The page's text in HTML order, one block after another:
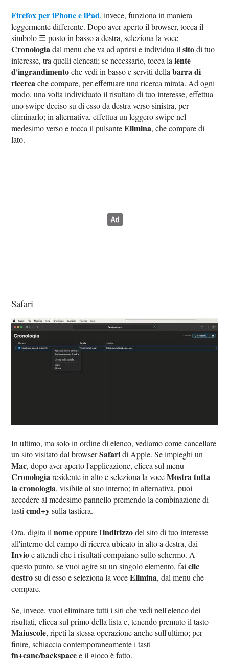
Firefox per iPhone e iPad, invece, funziona in maniera
leggermente differente. Dopo aver aperto il browser, tocca il
simbolo ☰ posto in basso a destra, seleziona la voce
Cronologiadal menu che va ad aprirsi e individua ilsitodi tuo
interesse, tra quelli elencati; se necessario, tocca lalente
d'ingrandimentoche vedi in basso e serviti dellabarra di
ricercache compare, per effettuare una ricerca mirata. Ad ogni
modo, una volta individuato il risultato di tuo interesse, effettua
uno swipe deciso su di esso da destra verso sinistra, per
eliminarlo; in alternativa, effettua un leggero swipe nel
medesimo verso e tocca il pulsanteElimina, che compare di
lato.
Safari
In ultimo, ma solo in ordine di elenco, vediamo come cancellare
un sito visitato dal browserSafaridi Apple. Se impieghi un
Mac, dopo aver aperto l'applicazione, clicca sul menu
Cronologiaresidente in alto e seleziona la voceMostra tutta
la cronologia, visibile al suo interno; in alternativa, puoi
accedere al medesimo pannello premendo la combinazione di
tasticmd+ysulla tastiera.
Ora, digita ilnomeoppure l'indirizzodel sito di tuo interesse
all'interno del campo di ricerca ubicato in alto a destra, dai
Invioe attendi che i risultati compaiano sullo schermo. A
questo punto, se vuoi agire su un singolo elemento, faiclic
destrosu di esso e seleziona la voceElimina, dal menu che
compare.
Se, invece, vuoi eliminare tutti i siti che vedi nell'elenco dei
risultati, clicca sul primo della lista e, tenendo premuto il tasto
Maiuscole, ripeti la stessa operazione anche sull'ultimo; per
finire, schiaccia contemporaneamente i tasti
fn+canc/backspacee il gioco è fatto.